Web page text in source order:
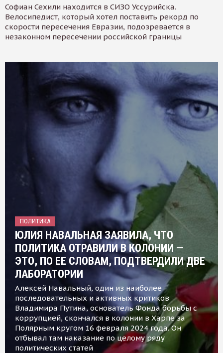
Софиан Сехили находится в СИЗО Уссурийска.
Велосипедист, который хотел поставить рекорд по
скорости пересечения Евразии, подозревается в
незаконном пересечении российской границы
ПОЛИТИКА
ЮЛИЯ НАВАЛЬНАЯ ЗАЯВИЛА, ЧТО
ПОЛИТИКА ОТРАВИЛИ В КОЛОНИИ —
ЭТО, ПО ЕЕ СЛОВАМ, ПОДТВЕРДИЛИ ДВЕ
ЛАБОРАТОРИИ
Алексей Навальный, один из наиболее
последовательных и активных критиков
Владимира Путина, основатель Фонда борьбы с
коррупцией, скончался в колонии в Харпе за
Полярным кругом 16 февраля 2024 года. Он
отбывал там наказание по целому ряду
политических статей